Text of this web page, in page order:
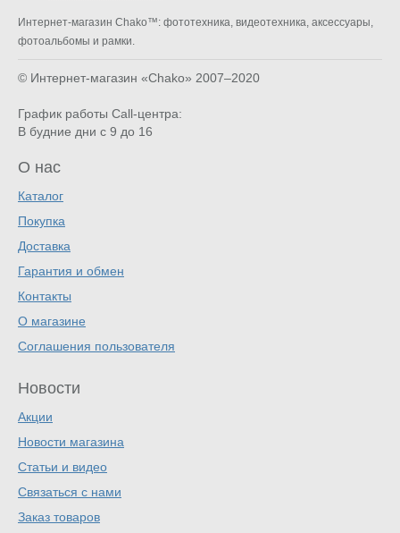
Интернет-магазин Chako™: фототехника, видеотехника, аксессуары,
фотоальбомы и рамки.
© Интернет-магазин «Chako» 2007–2020
График работы Call-центра:
В будние дни с 9 до 16
О нас
Каталог
Покупка
Доставка
Гарантия и обмен
Контакты
О магазине
Соглашения пользователя
Новости
Акции
Новости магазина
Статьи и видео
Связаться с нами
Заказ товаров